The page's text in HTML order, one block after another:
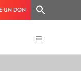
UN DON